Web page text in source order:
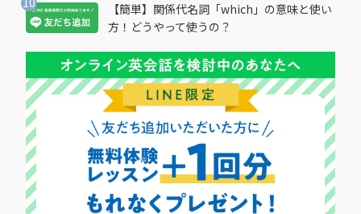
【簡単】関係代名詞「which」の意味と使い
方！どうやって使うの？